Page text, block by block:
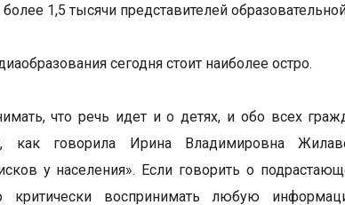
более 1,5 тысячи представителей
сегодня стоит наиболее остро.
что речь идет и о детях, и обо всех
как говорила Ирина Владимировна
у населения». Если говорить о
критически воспринимать любую